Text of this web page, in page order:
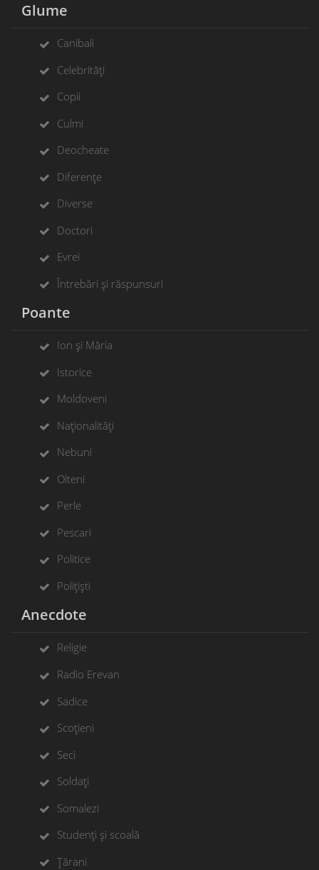
Glume
Canibali
Celebrități
Copii
Culmi
Deocheate
Diferențe
Diverse
Doctori
Evrei
Întrebări și răspunsuri
Poante
Ion și Măria
Istorice
Moldoveni
Naționalități
Nebuni
Olteni
Perle
Pescari
Politice
Polițiști
Anecdote
Religie
Radio Erevan
Sadice
Scoțieni
Seci
Soldați
Somalezi
Studenți și scoală
Țărani